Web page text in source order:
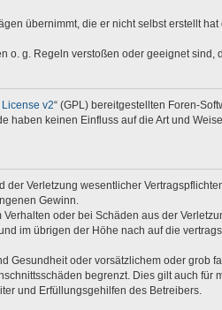
übernimmt, die er nicht selbst erstellt
g. Regeln verstoßen oder geeignet
v2“ (GPL) bereitgestellten Foren-
keinen Einfluss auf die Art und
Verletzung wesentlicher
Gewinn.
oder bei Schäden aus der
im übrigen der Höhe nach auf die
oder vorsätzlichem oder grob
begrenzt. Dies gilt auch
und Erfüllungsgehilfen des Betreibers.